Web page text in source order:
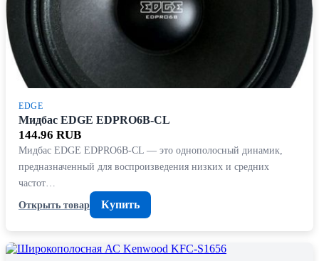
EDGE
Мидбас EDGE EDPRO6B-CL
144.96 RUB
Мидбас EDGE EDPRO6B-CL — это однополосный динамик,
предназначенный для воспроизведения низких и средних
частот…
Открыть товар
Купить